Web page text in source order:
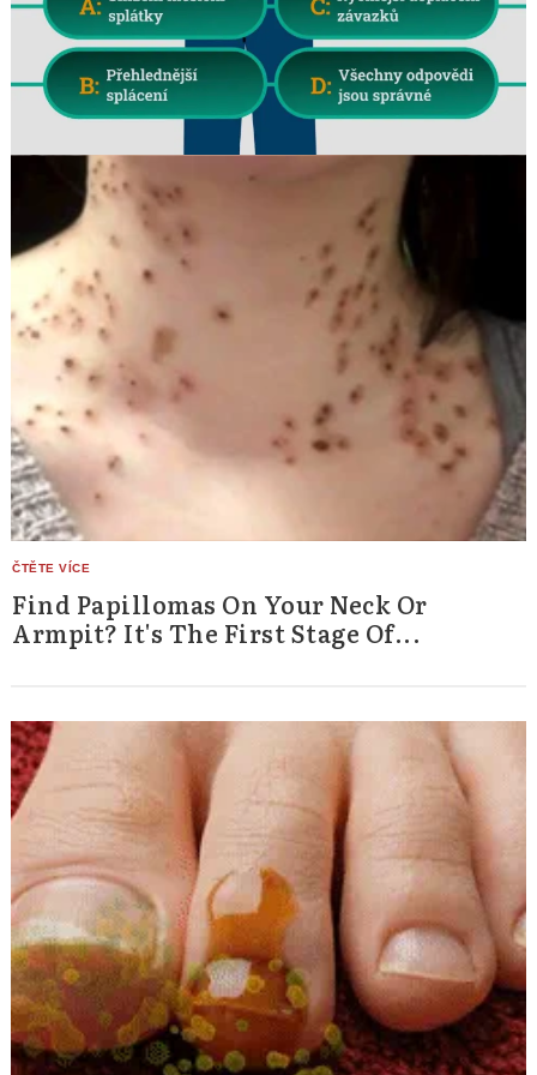
Find Papillomas On Your Neck Or
Armpit? It's The First Stage Of...